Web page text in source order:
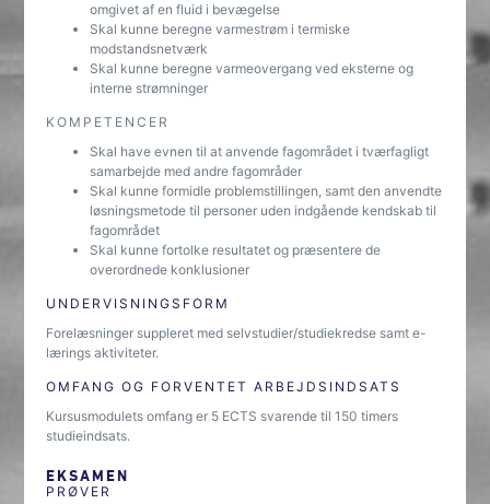
omgivet af en fluid i bevægelse
Skal kunne beregne varmestrøm i termiske
modstandsnetværk
Skal kunne beregne varmeovergang ved eksterne og
interne strømninger
KOMPETENCER
Skal have evnen til at anvende fagområdet i tværfagligt
samarbejde med andre fagområder
Skal kunne formidle problemstillingen, samt den anvendte
løsningsmetode til personer uden indgående kendskab til
fagområdet
Skal kunne fortolke resultatet og præsentere de
overordnede konklusioner
UNDERVISNINGSFORM
Forelæsninger suppleret med selvstudier/studiekredse samt e-
lærings aktiviteter.
OMFANG OG FORVENTET ARBEJDSINDSATS
Kursusmodulets omfang er 5 ECTS svarende til 150 timers
studieindsats.
EKSAMEN
PRØVER